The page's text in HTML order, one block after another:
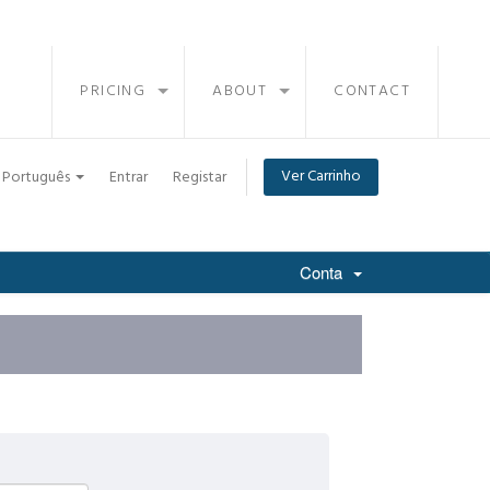
PRICING ABOUT CONTACT
Português Entrar Registar Ver Carrinho
Conta